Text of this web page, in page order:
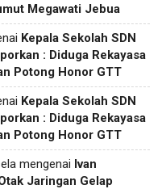
Megawati Jebua
Kepala Sekolah SDN
: Diduga Rekayasa
Potong Honor GTT
Kepala Sekolah SDN
: Diduga Rekayasa
Potong Honor GTT
mengenai Ivan
Jaringan Gelap